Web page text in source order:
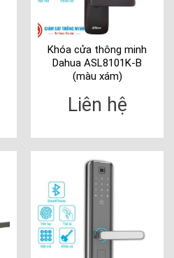
Khóa cửa thông minh
Dahua ASL8101K-B
(màu xám)
Liên hệ